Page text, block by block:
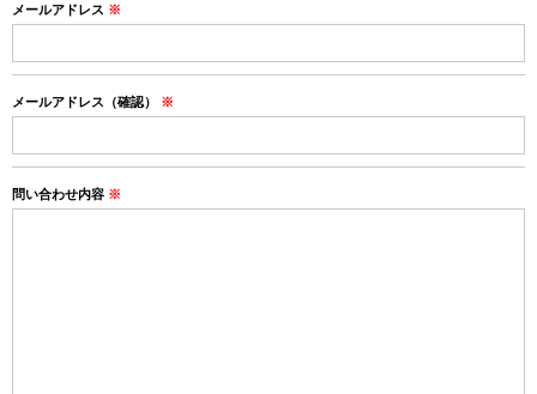
メールアドレス ※
メールアドレス（確認） ※
問い合わせ内容 ※